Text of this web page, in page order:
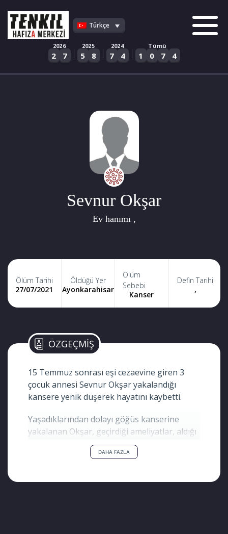
content
Türkçe
2026
2 7 |
2025
5 8 |
2024
7 4 |
Tümü
1 0 7 4
Sevnur Okşar
Ev hanımı ,
Ölüm Tarihi
27/07/2021
Öldüğü Yer
Ayonkarahisar
Ölüm
Sebebi
Kanser
Defin Tarihi
,
ÖZGEÇMİŞ
15 Temmuz sonrası eşi cezaevine giren 3
çocuk annesi Sevnur Okşar yakalandığı
kansere yenik düşerek hayatını kaybetti.
Yaşadıklarından dolayı göğüs kanserine
yakalanan Okşar, geçirdiği ameliyatlar, aldığı
tedaviler maalesef netice vermedi. Geride üç
yavrusunu ve kendisine hasret eşini
DAHA FAZLA